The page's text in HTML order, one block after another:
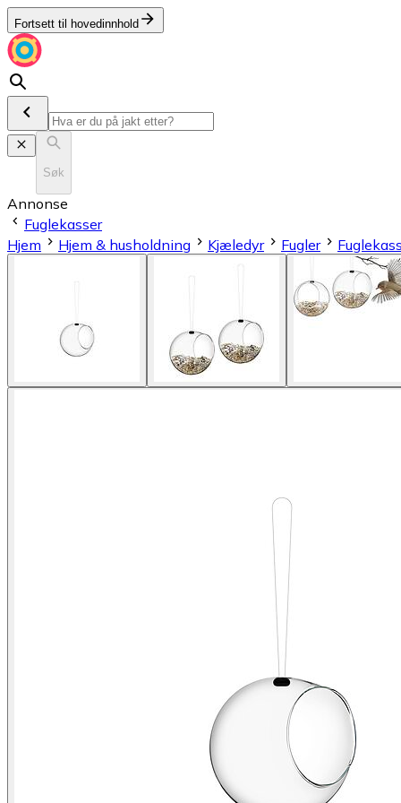
Fortsett til hovedinnhold
Søk
Annonse
Fuglekasser
Hjem
Hjem & husholdning Kjæledyr Fugler